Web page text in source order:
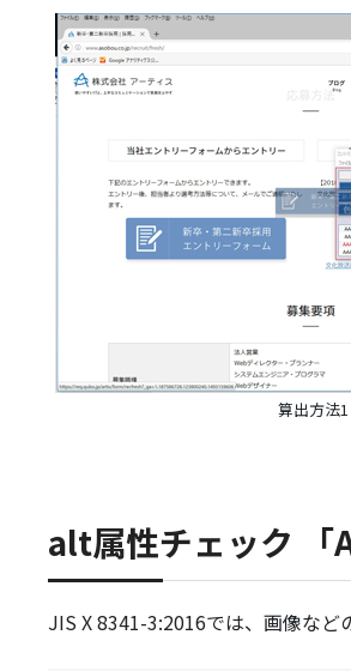
算出方法1
alt属性チェック
JIS X 8341-3:2016では、画像など